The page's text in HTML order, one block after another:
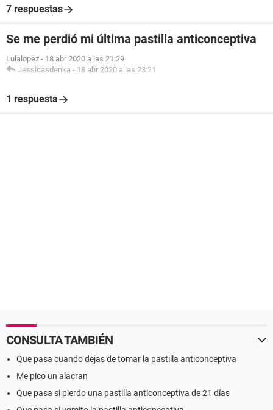
7 respuestas
Se me perdió mi última pastilla anticonceptiva
Lulalopez - 18 abr 2020 a las 21:29
Jessicasdenka - 18 abr 2020 a las 23:21
1 respuesta
CONSULTA TAMBIÉN
Que pasa cuando dejas de tomar la pastilla anticonceptiva
Me pico un alacran
Que pasa si pierdo una pastilla anticonceptiva de 21 días